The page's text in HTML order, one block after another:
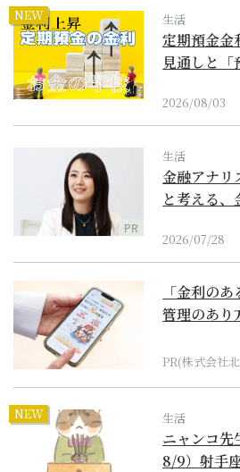
NEW 生活
定期預金金
見通しと
2026/08/03
PR
生活
金融アナリ
と考える
2026/07/28
「金利の
管理のあり
PR(株式会社
NEW 生活
ニャンコ先
8/9）射手